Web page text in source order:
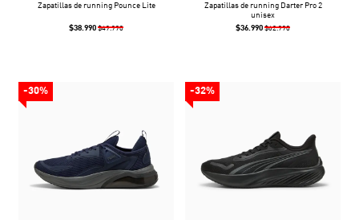
Zapatillas de running Pounce Lite
$38.990 $49.990
Zapatillas de running Darter Pro 2
unisex
$36.990 $62.990
-30% -32%